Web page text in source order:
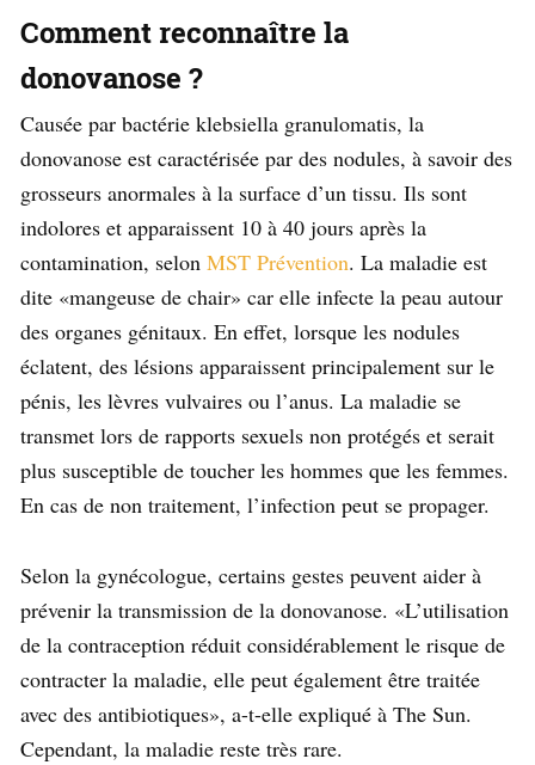
Comment reconnaître la
donovanose ?
Causée par bactérie klebsiella granulomatis, la
donovanose est caractérisée par des nodules, à savoir des
grosseurs anormales à la surface d’un tissu. Ils sont
indolores et apparaissent 10 à 40 jours après la
contamination, selon MST Prévention. La maladie est
dite «mangeuse de chair» car elle infecte la peau autour
des organes génitaux. En effet, lorsque les nodules
éclatent, des lésions apparaissent principalement sur le
pénis, les lèvres vulvaires ou l’anus. La maladie se
transmet lors de rapports sexuels non protégés et serait
plus susceptible de toucher les hommes que les femmes.
En cas de non traitement, l’infection peut se propager.
Selon la gynécologue, certains gestes peuvent aider à
prévenir la transmission de la donovanose. «L’utilisation
de la contraception réduit considérablement le risque de
contracter la maladie, elle peut également être traitée
avec des antibiotiques», a-t-elle expliqué à The Sun.
Cependant, la maladie reste très rare.